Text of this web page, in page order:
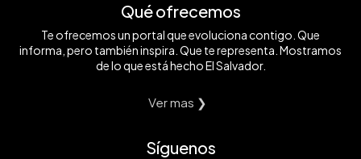
Qué ofrecemos
Te ofrecemos un portal que evoluciona contigo. Que
informa, pero también inspira. Que te representa. Mostramos
de lo que está hecho El Salvador.
Ver mas ❯
Síguenos